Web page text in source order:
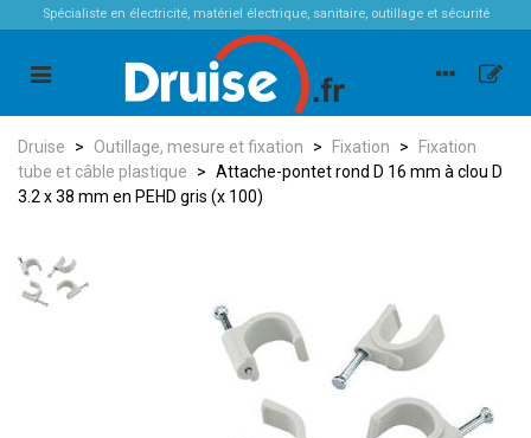
Spécialiste en électricité, matériel électrique, sanitaire, outillage et sécurité
Druise > Outillage, mesure et fixation > Fixation >
Fixation
tube et câble plastique
> Attache-pontet rond D 16 mm à clou D
3.2 x 38 mm en PEHD gris (x 100)